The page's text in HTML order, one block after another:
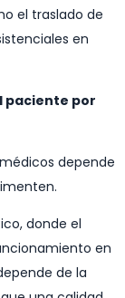
el traslado de
en
paciente por
depende
donde el
en
de la